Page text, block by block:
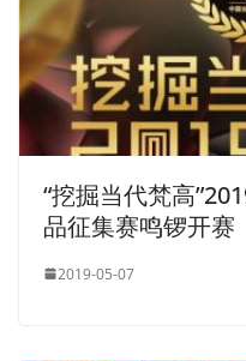
“挖掘当代梵高
品征集赛鸣锣开赛
2019-05-07